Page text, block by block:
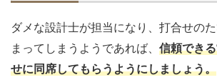
ダメな設計士が担当になり、打合せの
まってしまうようであれば、 信頼でき
せに同席してもらうようにしましょう。